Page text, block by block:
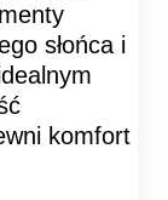
słońca i
komfort